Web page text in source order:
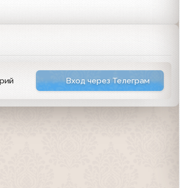
Вход через Телеграм